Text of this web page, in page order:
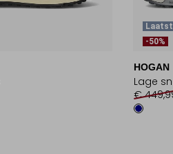
-50%
HOGAN
Lage
€